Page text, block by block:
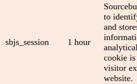
sbjs_session 1 hour
to
and
cookie is
visitor
website.